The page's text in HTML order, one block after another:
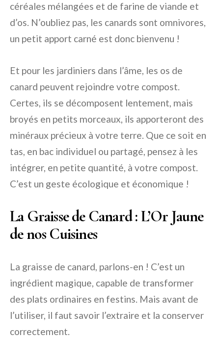
céréales mélangées et de farine de viande et
d’os. N’oubliez pas, les canards sont omnivores,
un petit apport carné est donc bienvenu !
Et pour les jardiniers dans l’âme, les os de
canard peuvent rejoindre votre compost.
Certes, ils se décomposent lentement, mais
broyés en petits morceaux, ils apporteront des
minéraux précieux à votre terre. Que ce soit en
tas, en bac individuel ou partagé, pensez à les
intégrer, en petite quantité, à votre compost.
C’est un geste écologique et économique !
La Graisse de Canard : L’Or Jaune
de nos Cuisines
La graisse de canard, parlons-en ! C’est un
ingrédient magique, capable de transformer
des plats ordinaires en festins. Mais avant de
l’utiliser, il faut savoir l’extraire et la conserver
correctement.